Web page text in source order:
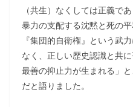
（共生）なくしては正義で
暴力の支配する沈黙と死の
『集団的自衛権』という武
なく、正しい歴史認識と共
最善の抑止力が生まれる」
だと語りました。